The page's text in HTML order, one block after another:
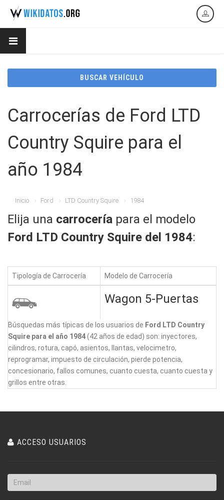
BUSCAR VEHÍCULO
Carrocerías de Ford LTD
Country Squire para el
año 1984
Inicio Ford LTD Country Squire 1984
Elija una carrocería para el modelo
Ford LTD Country Squire del 1984:
Tipología de Carrocería Modelo de Carrocería
Wagon 5-Puertas
Búsquedas más típicas de los usuarios de Ford LTD Country
Squire para el año 1984(42 años de edad) son: inyectores,
cilindros, rotura, capó, asientos, llantas, velocimetro,
reprogramar, impuesto de circulación, pierde potencia,
concesionario, fallos comunes, cuanto cuesta, cuanto cuesta y
grillos entre otras.
ACCESO USUARIOS